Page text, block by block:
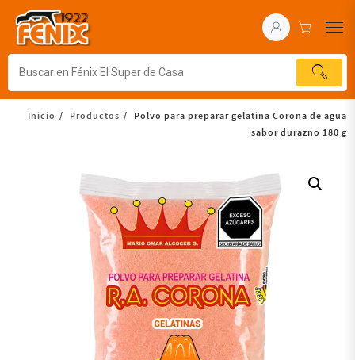
Inicio Productos
Polvo para preparar gelatina Corona de agua
sabor durazno 180 g